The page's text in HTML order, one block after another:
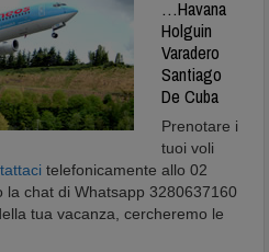
…Havana
Holguin
Varadero
Santiago
De Cuba
Prenotare i
tuoi voli
telefonicamente allo 02
chat di Whatsapp 3280637160
tua vacanza, cercheremo le